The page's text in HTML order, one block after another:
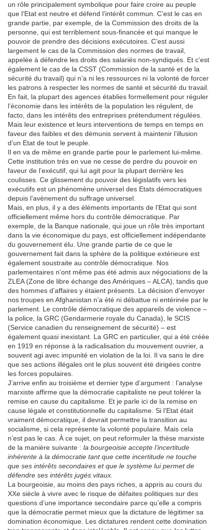
un rôle principalement symbolique pour faire croire au peuple
que l’Etat est neutre et défend l’intérêt commun. C’est le cas en
grande partie, par exemple, de la Commission des droits de la
personne, qui est terriblement sous-financée et qui manque le
pouvoir de prendre des décisions exécutoires. C’est aussi
largement le cas de la Commission des normes de travail,
appelée à défendre les droits des salariés non-syndiqués. Et c’est
également le cas de la CSST (Commission de la santé et de la
sécurité du travail) qui n’a ni les ressources ni la volonté de forcer
les patrons à respecter les normes de santé et sécurité du travail.
En fait, la plupart des agences établies formellement pour réguler
l’économie dans les intérêts de la population les régulent, de
facto, dans les intérêts des entreprises prétendument régulées.
Mais leur existence et leurs interventions de temps en temps en
faveur des faibles et des démunis servent à maintenir l’illusion
d’un Etat de tout le peuple.
Il en va de même en grande partie pour le parlement lui-même.
Cette institution très en vue ne cesse de perdre du pouvoir en
faveur de l’exécutif, qui lui agit pour la plupart derrière les
coulisses. Ce glissement du pouvoir des législatifs vers les
exécutifs est un phénomène universel des Etats démocratiques
depuis l’avènement du suffrage universel.
Mais, en plus, il y a des éléments importants de l’Etat qui sont
officiellement même hors du contrôle démocratique. Par
exemple, de la Banque nationale, qui joue un rôle très important
dans la vie économique du pays, est officiellement indépendante
du gouvernement élu. Une grande partie de ce que le
gouvernement fait dans la sphère de la politique extérieure est
également soustraite au contrôle démocratique. Nos
parlementaires n’ont même pas été admis aux négociations de la
ZLEA (Zone de libre échange des Amériques – ALCA), tandis que
des hommes d’affaires y étaient présents. La décision d’envoyer
nos troupes en Afghanistan n’a été ni débattue ni entérinée par le
parlement. Le contrôle démocratique des appareils de violence –
la police, la GRC (Gendarmerie royale du Canada), le SCIS
(Service canadien du renseignement de sécurité) – est
également quasi inexistant. La GRC en particulier, qui a été créée
en 1919 en réponse à la radicalisation du mouvement ouvrier, a
souvent agi avec impunité en violation de la loi. Il va sans le dire
que ses actions illégales ont le plus souvent été dirigées contre
les forces populaires.
J’arrive enfin au troisième et dernier type d’argument : l’analyse
marxiste affirme que la démocratie capitaliste ne peut tolérer la
remise en cause du capitalisme. Et je parle ici de la remise en
cause légale et constitutionnelle du capitalisme. Si l’Etat était
vraiment démocratique, il devrait permettre la transition au
socialisme, si cela représente la volonté populaire. Mais cela
n’est pas le cas. À ce sujet, on peut reformuler la thèse marxiste
de la manière suivante : la bourgeoisie accepte l’incertitude
inhérente à la démocratie tant que cette incertitude ne touche
que ses intérêts secondaires et que le système lui permet de
défendre ses intérêts jugés vitaux.
La bourgeoisie, au moins des pays riches, a appris au cours du
XXe siècle à vivre avec le risque de défaites politiques sur des
questions d’une importance secondaire parce qu’elle a compris
que la démocratie permet mieux que la dictature de légitimer sa
domination économique. Les dictatures rendent cette domination